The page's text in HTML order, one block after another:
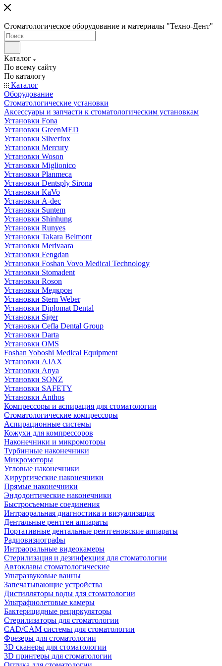
Стоматологическое оборудование и материалы "Техно-Дент"
Каталог
По всему сайту
По каталогу
Каталог
Оборудование
Стоматологические установки
Аксессуары и запчасти к стоматологическим установкам
Установки Fona
Установки GreenMED
Установки Silverfox
Установки Mercury
Установки Woson
Установки Miglionico
Установки Planmeca
Установки Dentsply Sirona
Установки KaVo
Установки A-dec
Установки Suntem
Установки Shinhung
Установки Runyes
Установки Takara Belmont
Установки Merivaara
Установки Fengdan
Установки Foshan Vovo Medical Technology
Установки Stomadent
Установки Roson
Установки Медкрон
Установки Stern Weber
Установки Diplomat Dental
Установки Siger
Установки Cefla Dental Group
Установки Darta
Установки OMS
Foshan Yoboshi Medical Equipment
Установки AJAX
Установки Anya
Установки SONZ
Установки SAFETY
Установки Anthos
Компрессоры и аспирация для стоматологии
Стоматологические компрессоры
Аспирационные системы
Кожухи для компрессоров
Наконечники и микромоторы
Турбинные наконечники
Микромоторы
Угловые наконечники
Хирургические наконечники
Прямые наконечники
Эндодонтические наконечники
Быстросъемные соединения
Интраоральная диагностика и визуализация
Дентальные рентген аппараты
Портативные дентальные рентгеновские аппараты
Радиовизиографы
Интраоральные видеокамеры
Стерилизация и дезинфекция для стоматологии
Автоклавы стоматологические
Ультразвуковые ванны
Запечатывающие устройства
Дистилляторы воды для стоматологии
Ультрафиолетовые камеры
Бактерицидные рециркуляторы
Стерилизаторы для стоматологии
CAD/CAM системы для стоматологии
Фрезеры для стоматологии
3D cканеры для стоматологии
3D принтеры для стоматологии